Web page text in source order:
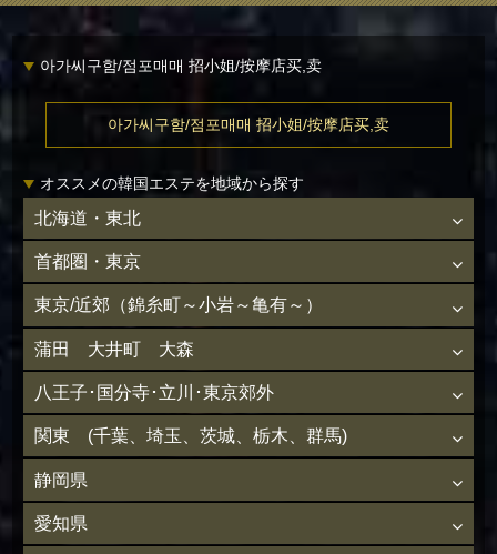
아가씨구함/점포매매 招小姐/按摩店买,卖
아가씨구함/점포매매 招小姐/按摩店买,卖
オススメの韓国エステを地域から探す
北海道・東北
首都圏・東京
東京/近郊（錦糸町～小岩～亀有～）
蒲田 大井町 大森
八王子･国分寺･立川･東京郊外
関東 (千葉、埼玉、茨城、栃木、群馬)
静岡県
愛知県